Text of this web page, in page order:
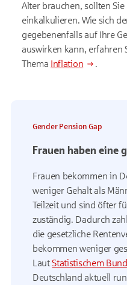
Alter brauchen, sollten
einkalkulieren. Wie sich
gegebenenfalls auf Ihre
auswirken kann, erfahren
Thema Inflation .
Gender Pension Gap
Frauen haben eine
Frauen bekommen in
weniger Gehalt als
Teilzeit und sind öfter
zuständig. Dadurch
die gesetzliche
bekommen weniger
LautStatistischem
Deutschland aktuell